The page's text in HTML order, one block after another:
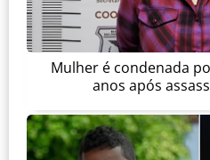
Mulher é condenada
anos após